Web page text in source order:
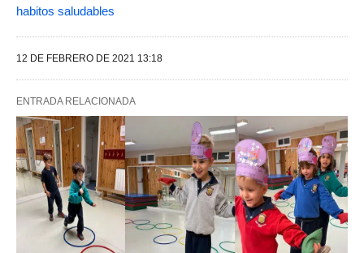
habitos saludables
12 DE FEBRERO DE 2021 13:18
ENTRADA RELACIONADA